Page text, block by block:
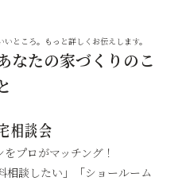
ところ。もっと詳しくお伝えします。
なたの家づくりのこ
と
相談会
プロがマッチング！
相談したい」「ショールーム